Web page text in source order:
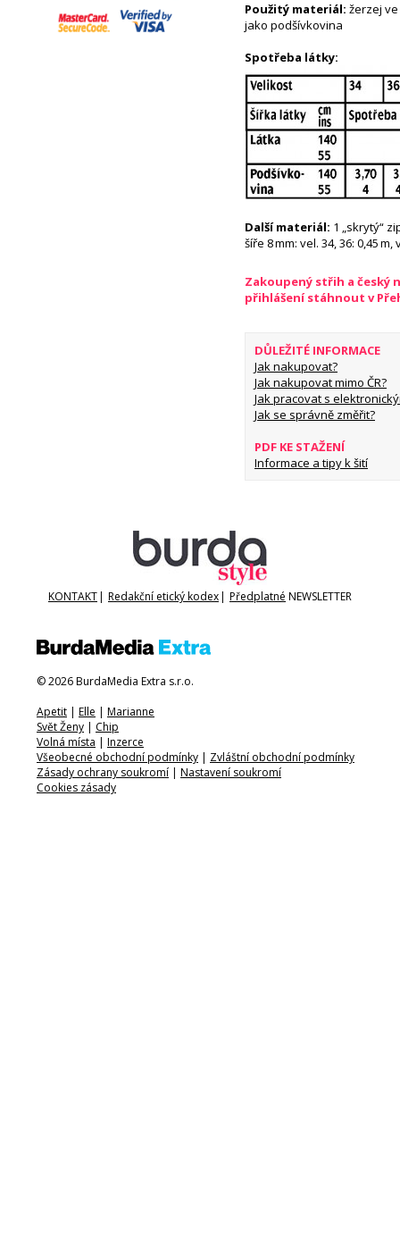
Použitý materiál: žerzej
jako podšívkovina
Spotřeba látky:
Další materiál: 1 „skrytý“
šíře 8 mm: vel. 34, 36: 0,45 m,
Zakoupený střih a český
přihlášení stáhnout v
DŮLEŽITÉ INFORMACE
Jak nakupovat?
Jak nakupovat mimo ČR?
Jak pracovat s
Jak se správně změřit?
PDF KE STAŽENÍ
Informace a tipy k šití
KONTAKT| Redakční etický kodex| Předplatné NEWSLETTER
© 2026 BurdaMedia Extra s.r.o.
Apetit | Elle | Marianne
Svět Ženy | Chip
Volná místa | Inzerce
Všeobecné obchodní podmínky | Zvláštní obchodní podmínky
Zásady ochrany soukromí | Nastavení soukromí
Cookies zásady